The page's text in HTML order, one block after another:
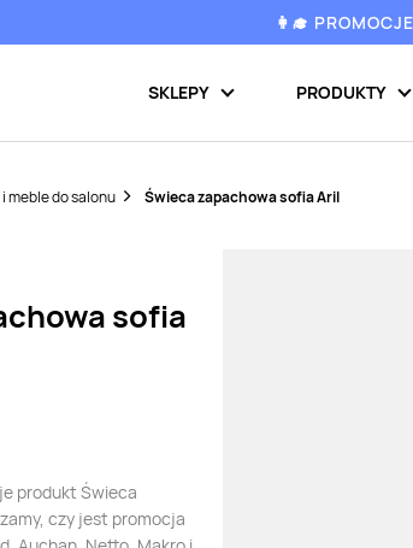
👩‍🎓
SKLEPY PRODUKTY
meble do salonu Świeca zapachowa sofia Aril
sofia
produkt Świeca
czy jest promocja